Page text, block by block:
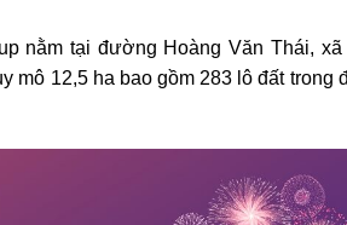
nằm tại đường Hoàng Văn Thái, xã
mô 12,5 ha bao gồm 283 lô đất trong